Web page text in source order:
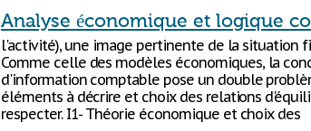
Analyse économique et logique
l'activité), une image pertinente de la situation
Comme celle des modèles économiques, la
d'information comptable pose un double
éléments à décrire et choix des relations
respecter. I1- Théorie économique et choix des